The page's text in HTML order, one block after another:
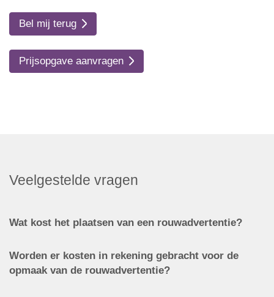
Bel mij terug
Prijsopgave aanvragen
Veelgestelde vragen
Wat kost het plaatsen van een rouwadvertentie?
Worden er kosten in rekening gebracht voor de
opmaak van de rouwadvertentie?